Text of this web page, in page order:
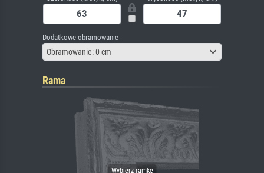
Dodatkowe obramowanie
Obramowanie: 0 cm
Rama